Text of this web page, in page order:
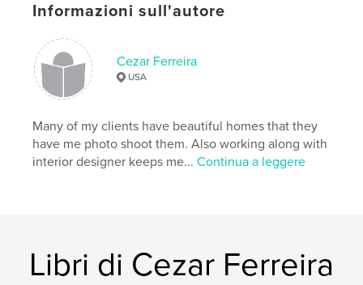
Informazioni sull'autore
Cezar Ferreira
USA
Many of my clients have beautiful homes that they
have me photo shoot them. Also working along with
interior designer keeps me...Continua a leggere
Libri di Cezar Ferreira